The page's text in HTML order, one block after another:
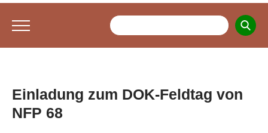
Einladung zum DOK-Feldtag von
NFP 68